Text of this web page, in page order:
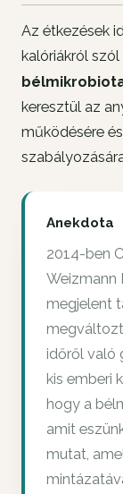
Az étkezések
kalóriákról
keresztül az
működésére
Anekdota
2014-ben
Weizmann
megjelent
időről való
kis emberi
hogy a
amit
mutat,